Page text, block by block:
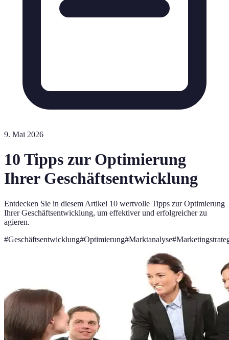
9. Mai 2026
10 Tipps zur Optimierung
Ihrer Geschäftsentwicklung
Entdecken Sie in diesem Artikel 10 wertvolle Tipps zur Optimierung
Ihrer Geschäftsentwicklung, um effektiver und erfolgreicher zu
agieren.
#Geschäftsentwicklung#Optimierung#Marktanalyse#